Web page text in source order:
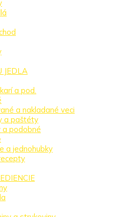
JEDLA
a pod.
a nakladané veci
a paštéty
a podobné
a jednohubky